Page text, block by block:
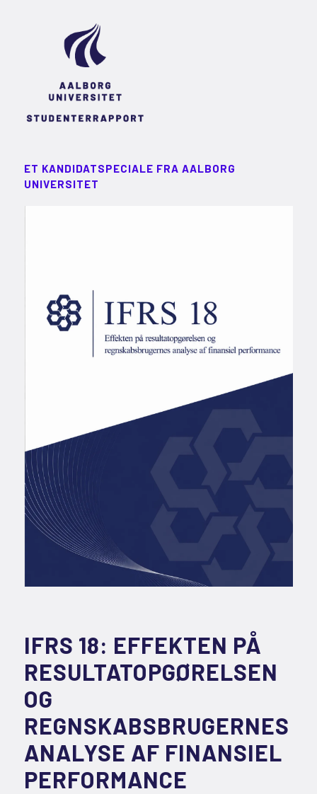
ET KANDIDATSPECIALE FRA AALBORG
UNIVERSITET
IFRS 18: EFFEKTEN PÅ
RESULTATOPGØRELSEN
OG
REGNSKABSBRUGERNES
ANALYSE AF FINANSIEL
PERFORMANCE